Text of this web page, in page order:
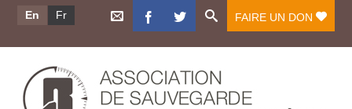
En Fr FAIRE UN DON